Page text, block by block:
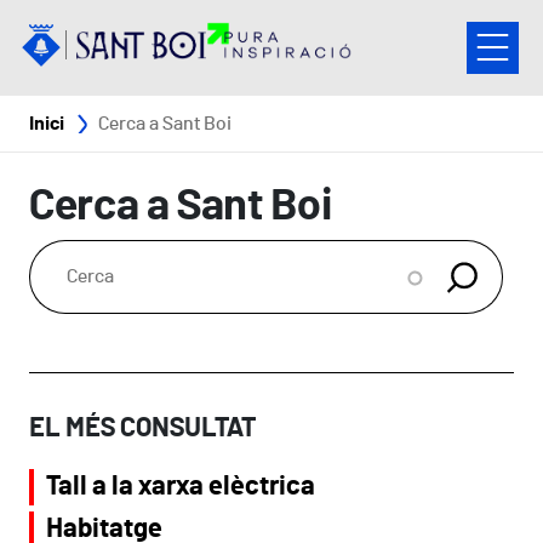
Fil d'ariadna
Inici Cerca a Sant Boi
Cerca a Sant Boi
EL MÉS CONSULTAT
Tall a la xarxa elèctrica
Habitatge